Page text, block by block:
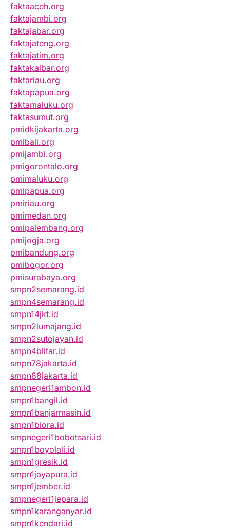
faktaaceh.org
faktajambi.org
faktajabar.org
faktajateng.org
faktajatim.org
faktakalbar.org
faktariau.org
faktapapua.org
faktamaluku.org
faktasumut.org
pmidkijakarta.org
pmibali.org
pmijambi.org
pmigorontalo.org
pmimaluku.org
pmipapua.org
pmiriau.org
pmimedan.org
pmipalembang.org
pmijogja.org
pmibandung.org
pmibogor.org
pmisurabaya.org
smpn2semarang.id
smpn4semarang.id
smpn14jkt.id
smpn2lumajang.id
smpn2sutojayan.id
smpn4blitar.id
smpn78jakarta.id
smpn88jakarta.id
smpnegeri1ambon.id
smpn1bangil.id
smpn1banjarmasin.id
smpn1biora.id
smpnegeri1bobotsari.id
smpn1boyolali.id
smpn1gresik.id
smpn1jayapura.id
smpn1jember.id
smpnegeri1jepara.id
smpn1karanganyar.id
smpn1kendari.id